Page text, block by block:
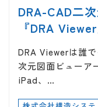
DRA-CAD二
『DRA Viewer
DRA Viewerは誰
次元図面ビューア
iPad、…